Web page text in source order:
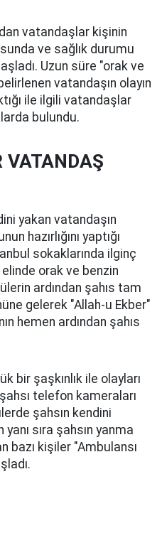
vatandaşlar kişinin
ve sağlık durumu
Uzun süre "orak ve
vatandaşın olayın
ile ilgili vatandaşlar
bulundu.
VATANDAŞ
yakan vatandaşın
hazırlığını yaptığı
sokaklarında ilginç
orak ve benzin
ardından şahıs tam
gelerek "Allah-u Ekber"
hemen ardından şahıs
bir şaşkınlık ile olayları
telefon kameraları
şahsın kendini
sıra şahsın yanma
bazı kişiler "Ambulansı